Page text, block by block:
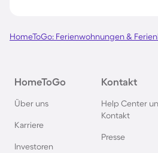
Agriturismi auf Sizilien
Agriturismi in den Dolomiten
Agriturismi in Ligurien
HomeToGo: Ferienwohnungen &
HomeToGo
Über uns
Karriere
Investoren
Kontakt
Help Center
Kontakt
Presse